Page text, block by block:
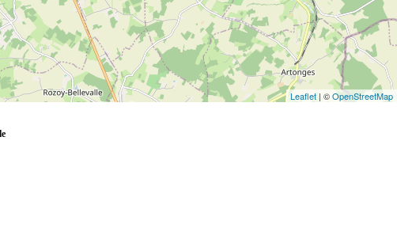
Leaflet | ©OpenStreetMap